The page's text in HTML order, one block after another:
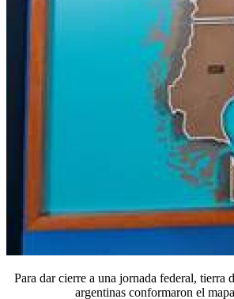
Para dar cierre a una jornada federal, tierra
argentinas conformaron el